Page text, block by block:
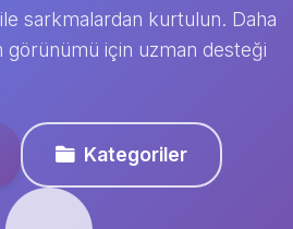
sarkmalardan kurtulun. Daha
görünümü için uzman desteği
Kategoriler